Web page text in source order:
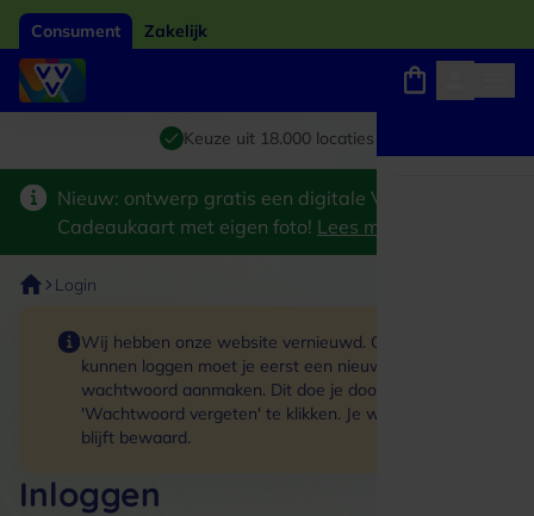
Consument Zakelijk
Giftcard van het jaar 2026
Keuze uit 18.000 locaties
Winkels, webshops en uitjes
Nieuw: ontwerp gratis een digitale VVV
Cadeaukaart met eigen foto! Lees meer
Login
Wij hebben onze website vernieuwd. Om in te
kunnen loggen moet je eerst een nieuw
wachtwoord aanmaken. Dit doe je door op de link
'Wachtwoord vergeten' te klikken. Je winkelmand
blijft bewaard.
Inloggen